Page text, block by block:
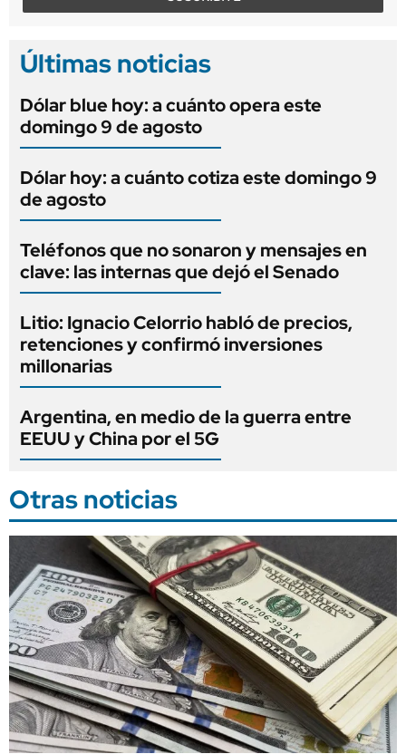
Últimas noticias
Dólar blue hoy: a cuánto opera este
domingo 9 de agosto
Dólar hoy: a cuánto cotiza este domingo 9
de agosto
Teléfonos que no sonaron y mensajes en
clave: las internas que dejó el Senado
Litio: Ignacio Celorrio habló de precios,
retenciones y confirmó inversiones
millonarias
Argentina, en medio de la guerra entre
EEUU y China por el 5G
Otras noticias